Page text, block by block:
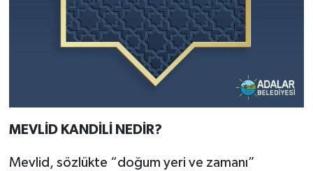
MEVLİD KANDİLİ NEDİR?
Mevlid, sözlükte “doğum yeri ve zamanı”